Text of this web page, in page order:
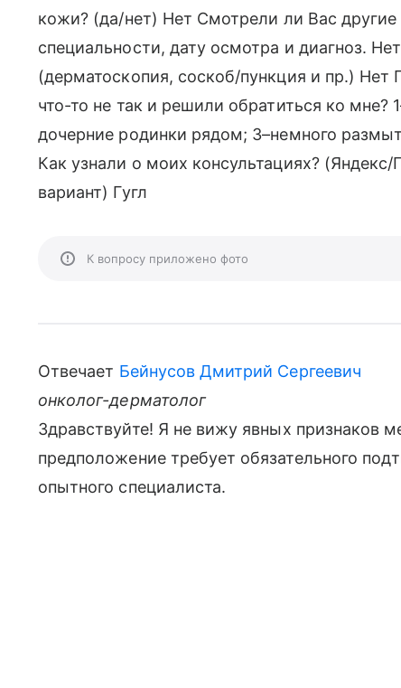
кожи? (да/нет) Нет Смотрели ли Вас другие
специальности, дату осмотра и диагноз.
(дерматоскопия, соскоб/пункция и пр.)
что-то не так и решили обратиться ко мне?
дочерние родинки рядом; 3–немного
Как узнали о моих консультациях?
вариант) Гугл
К вопросу приложено фото
Отвечает Бейнусов Дмитрий Сергеевич
онколог-дерматолог
Здравствуйте! Я не вижу явных признаков
предположение требует обязательного
опытного специалиста.